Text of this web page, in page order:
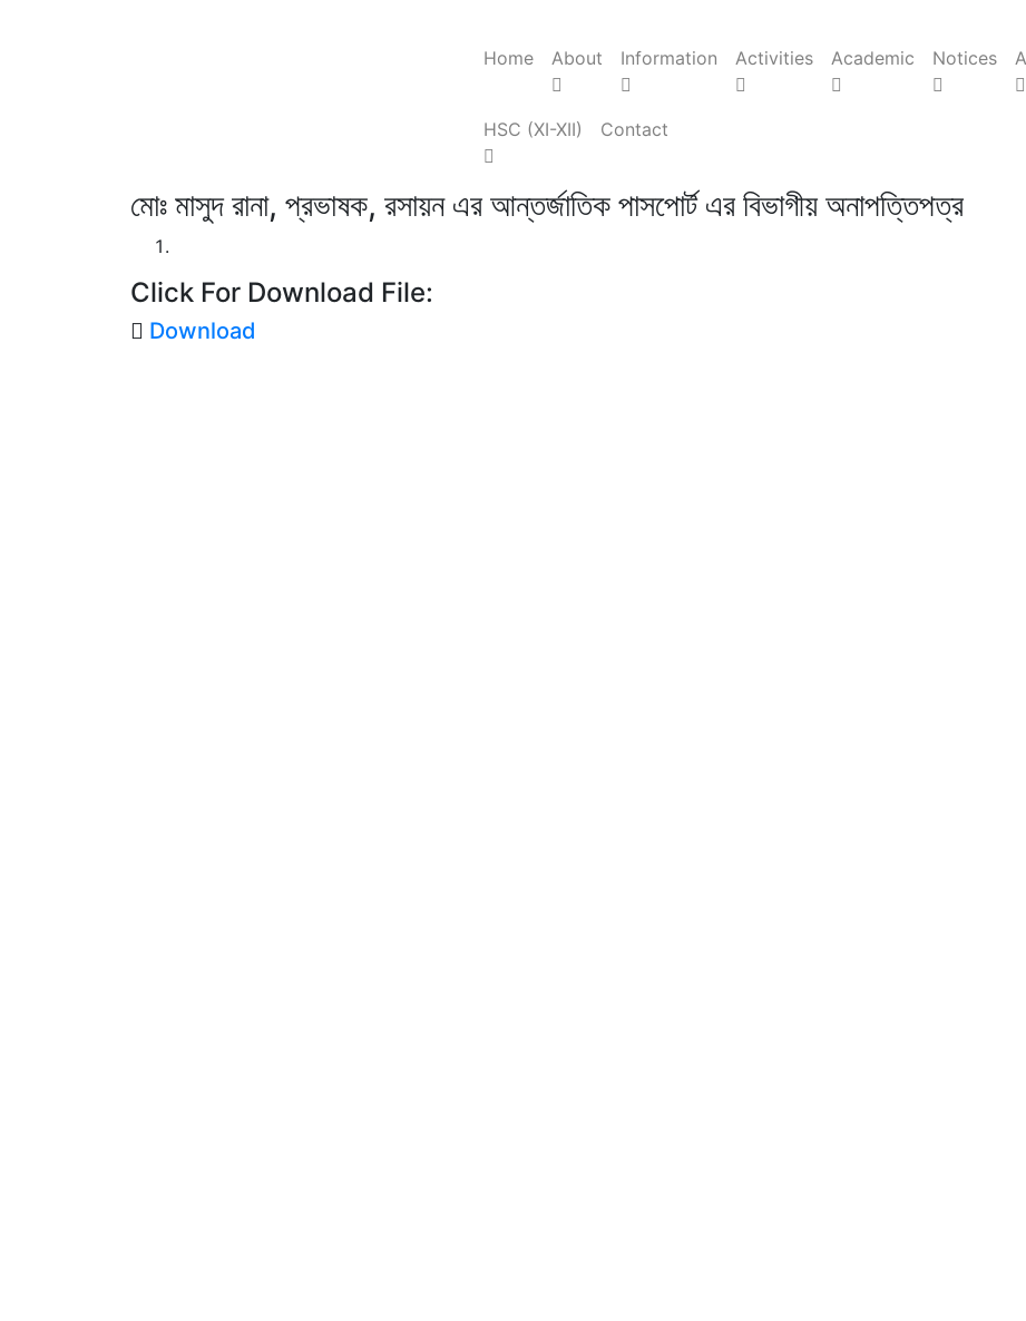
Home
About Information Activities Academic Notices
HSC (XI-XII) Contact
মোঃ মাসুদ রানা, প্রভাষক, রসায়ন এর আন্তর্জাতিক পাসপোর্ট এর বিভাগীয় অনাপত্তিপত্র
Click For Download File:
Download